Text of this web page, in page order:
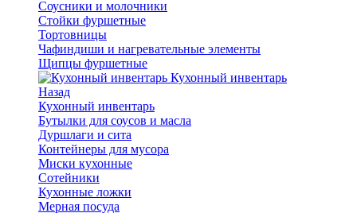
Соусники и молочники
Стойки фуршетные
Тортовницы
Чафиндиши и нагревательные элементы
Щипцы фуршетные
Кухонный инвентарь
Назад
Кухонный инвентарь
Бутылки для соусов и масла
Дуршлаги и сита
Контейнеры для мусора
Миски кухонные
Сотейники
Кухонные ложки
Мерная посуда